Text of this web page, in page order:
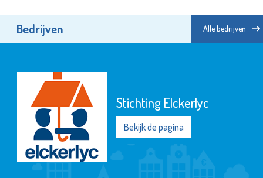
Bedrijven Alle bedrijven
Stichting Elckerlyc
Bekijk de pagina